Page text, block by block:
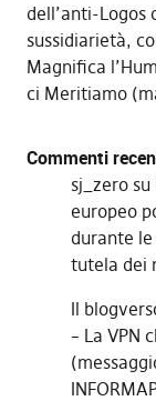
dell’anti-Logos
sussidiarietà,
Magnifica
ci Meritiamo
Commenti
sj_zerosu
europeo
durante
tutela dei
Il
– La VPN